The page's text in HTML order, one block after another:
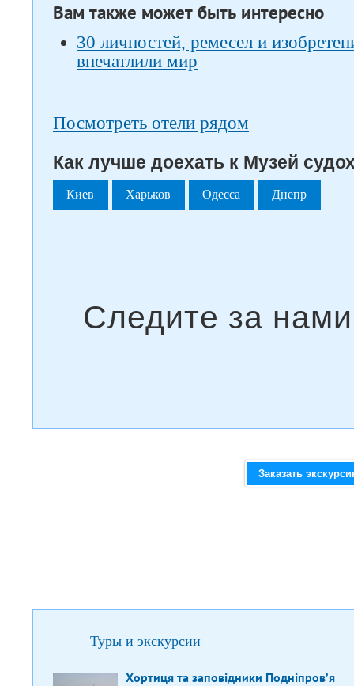
Вам также может быть интересно
30 личностей, ремесел и
впечатлили мир
Посмотреть отели рядом
Как лучше доехать к Музей
Киев Харьков Одесса Днепр
Заказать
Туры и экскурсии
Хортиця та заповідники Подніпров’я